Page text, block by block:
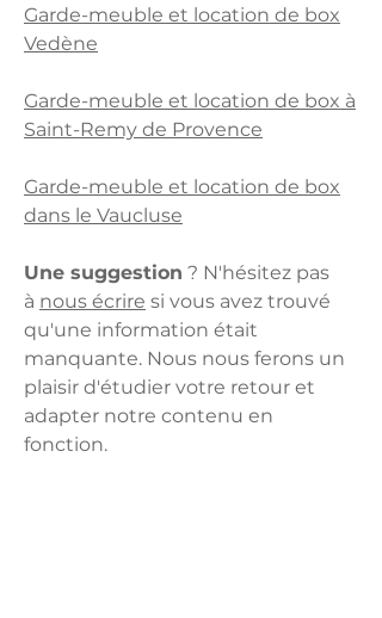
Garde-meuble et location de box
Vedène
Garde-meuble et location de box à
Saint-Remy de Provence
Garde-meuble et location de box
dans le Vaucluse
Une suggestion ? N'hésitez pas
à nous écrire si vous avez trouvé
qu'une information était
manquante. Nous nous ferons un
plaisir d'étudier votre retour et
adapter notre contenu en
fonction.